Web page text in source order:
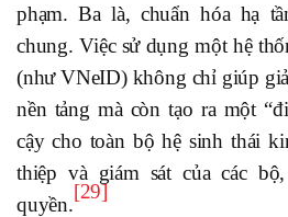
phạm. Ba là, chuẩn hóa hạ
chung. Việc sử dụng một hệ
(như VNeID) không chỉ giúp
nền tảng mà còn tạo ra một
cậy cho toàn bộ hệ sinh thái
thiệp và giám sát của các
quyền.
[29]